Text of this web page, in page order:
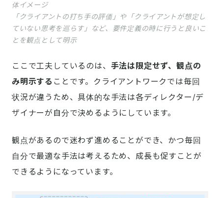
体イメージ
「クライアントの打ち手の評価」や「クライアントが想定し
ていない思考を巡らす」など、要件定義の時に行うと良いこ
とを観点として明示
ここで工夫しているのは、 手法は限定せず、観点の
み明示する ことです。クライアントワークでは毎回
状況が違うため、具体的な手法は各ディレクター/デ
ザイナーが自分で決めるようにしています。
観点があるので迷わず進めることができ、かつ毎回
自分で最適な手法は考えるため、成長も促すことが
できるようになっています。